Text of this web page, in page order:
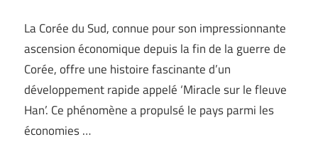
La Corée du Sud, connue pour son impressionnante
ascension économique depuis la fin de la guerre de
Corée, offre une histoire fascinante d’un
développement rapide appelé ‘Miracle sur le fleuve
Han’. Ce phénomène a propulsé le pays parmi les
économies …